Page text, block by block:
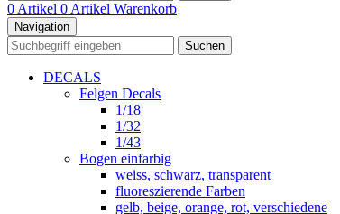
0 Artikel 0 Artikel Warenkorb
Navigation
Suchen
DECALS
Felgen Decals
1/18
1/32
1/43
Bogen einfarbig
weiss, schwarz, transparent
fluoreszierende Farben
gelb, beige, orange, rot, verschiedene